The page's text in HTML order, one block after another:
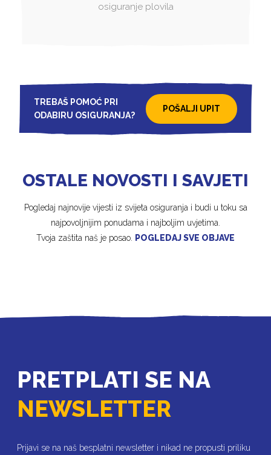
osiguranje plovila
TREBAŠ POMOĆ PRI
ODABIRU OSIGURANJA?
POŠALJI UPIT
OSTALE NOVOSTI I SAVJETI
Pogledaj najnovije vijesti iz svijeta osiguranja i budi u toku sa
najpovoljnijim ponudama i najboljim uvjetima.
Tvoja zaštita naš je posao.
POGLEDAJ SVE OBJAVE
PRETPLATI SE NA
NEWSLETTER
Prijavi se na naš besplatni newsletter i nikad ne propusti priliku